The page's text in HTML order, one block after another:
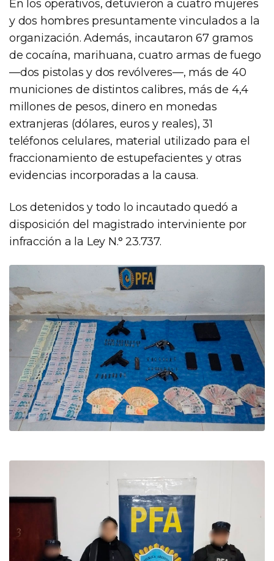
En los operativos, detuvieron a cuatro mujeres
y dos hombres presuntamente vinculados a la
organización. Además, incautaron 67 gramos
de cocaína, marihuana, cuatro armas de fuego
—dos pistolas y dos revólveres—, más de 40
municiones de distintos calibres, más de 4,4
millones de pesos, dinero en monedas
extranjeras (dólares, euros y reales), 31
teléfonos celulares, material utilizado para el
fraccionamiento de estupefacientes y otras
evidencias incorporadas a la causa.
Los detenidos y todo lo incautado quedó a
disposición del magistrado interviniente por
infracción a la Ley N.° 23.737.